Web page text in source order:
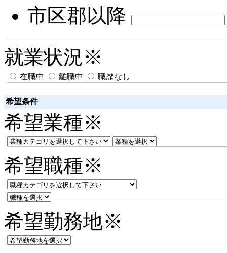
市区郡以降
就業状況※
在職中 離職中 職歴なし
希望条件
希望業種※
希望職種※
希望勤務地※